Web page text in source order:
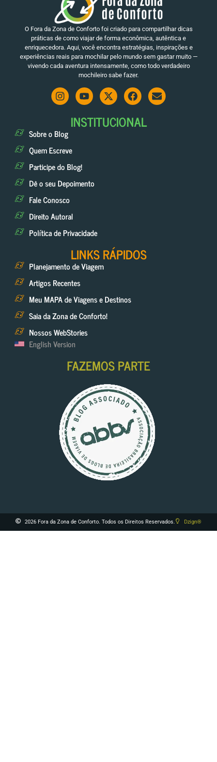
O Fora da Zona de Conforto foi criado para compartilhar dicas
práticas de como viajar de forma econômica, autêntica e
enriquecedora. Aqui, você encontra estratégias, inspirações e
experiências reais para mochilar pelo mundo sem gastar muito —
vivendo cada aventura intensamente, como todo verdadeiro
mochileiro sabe fazer.
INSTITUCIONAL
Sobre o Blog
Quem Escreve
Participe do Blog!
Dê o seu Depoimento
Fale Conosco
Direito Autoral
Política de Privacidade
LINKS RÁPIDOS
Planejamento de Viagem
Artigos Recentes
Meu MAPA de Viagens e Destinos
Saia da Zona de Conforto!
Nossos WebStories
English Version
FAZEMOS PARTE
2026 Fora da Zona de Conforto. Todos os Direitos Reservados. Dzign®